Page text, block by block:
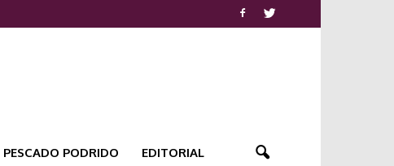
PESCADO PODRIDO EDITORIAL